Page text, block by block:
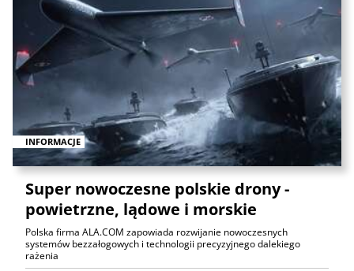
INFORMACJE
Super nowoczesne polskie drony -
powietrzne, lądowe i morskie
Polska firma ALA.COM zapowiada rozwijanie nowoczesnych
systemów bezzałogowych i technologii precyzyjnego dalekiego
rażenia